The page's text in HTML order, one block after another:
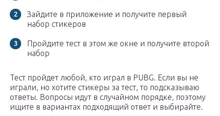
Зайдите в приложение и получите первый
набор стикеров
Пройдите тест в этом же окне и получите второй
набор
Тест пройдет любой, кто играл в PUBG. Если вы не
играли, но хотите стикеры за тест, то подсказываю
ответы. Вопросы идут в случайном порядке, поэтому
ищите в вариантах подходящий ответ и выбирайте.